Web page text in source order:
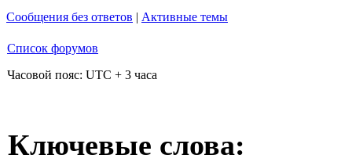
Сообщения без ответов | Активные темы
Список форумов
Часовой пояс: UTC + 3 часа
Ключевые слова: